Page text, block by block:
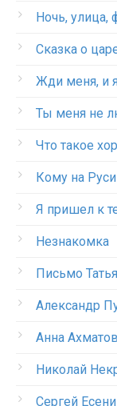
Ночь, улица,
Сказка о
Жди меня, и
Ты меня не
Что такое
Кому на
Я пришел к
Незнакомка
Письмо
Александр
Анна
Николай
Сергей